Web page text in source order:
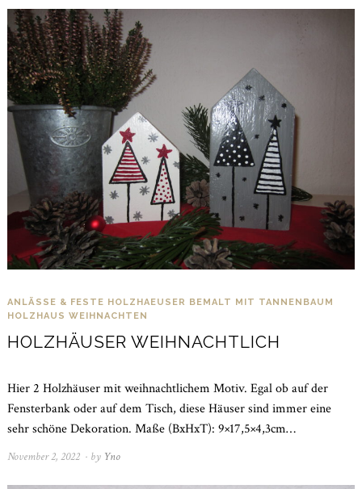
2022
ANLÄSSE & FESTE HOLZHAEUSER BEMALT MIT TANNENBAUM
HOLZHAUS WEIHNACHTEN
HOLZHÄUSER WEIHNACHTLICH
Hier 2 Holzhäuser mit weihnachtlichem Motiv. Egal ob auf der
Fensterbank oder auf dem Tisch, diese Häuser sind immer eine
sehr schöne Dekoration. Maße (BxHxT): 9×17,5×4,3cm…
November 2, 2022November
by Yno